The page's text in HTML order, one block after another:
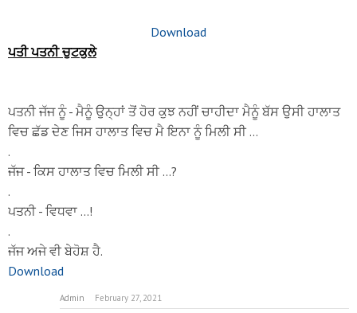
Download
ਪਤੀ ਪਤਨੀ ਚੁਟਕੁਲੇ
ਪਤਨੀ ਜੱਜ ਨੂੰ - ਮੈਨੂੰ ਉਨ੍ਹਾਂ ਤੋਂ ਹੋਰ ਕੁਝ ਨਹੀਂ ਚਾਹੀਦਾ ਮੈਨੂੰ ਬੱਸ ਉਸੀ ਹਾਲਾਤ
ਵਿਚ ਛੱਡ ਦੇਣ ਜਿਸ ਹਾਲਾਤ ਵਿਚ ਮੈ ਇਨਾ ਨੂੰ ਮਿਲੀ ਸੀ ...
.
ਜੱਜ - ਕਿਸ ਹਾਲਾਤ ਵਿਚ ਮਿਲੀ ਸੀ ...?
.
ਪਤਨੀ - ਵਿਧਵਾ ...!
.
ਜੱਜ ਅਜੇ ਵੀ ਬੇਹੋਸ਼ ਹੈ.
Download
Admin February 27, 2021